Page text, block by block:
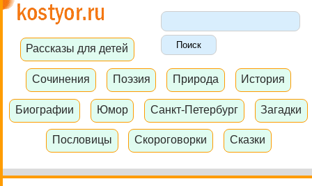
Рассказы для детей
Сочинения Поэзия Природа История
Биографии Юмор Санкт-Петербург Загадки
Пословицы Скороговорки Сказки